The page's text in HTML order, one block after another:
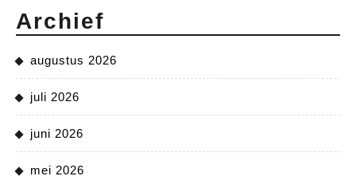
Archief
augustus 2026
juli 2026
juni 2026
mei 2026